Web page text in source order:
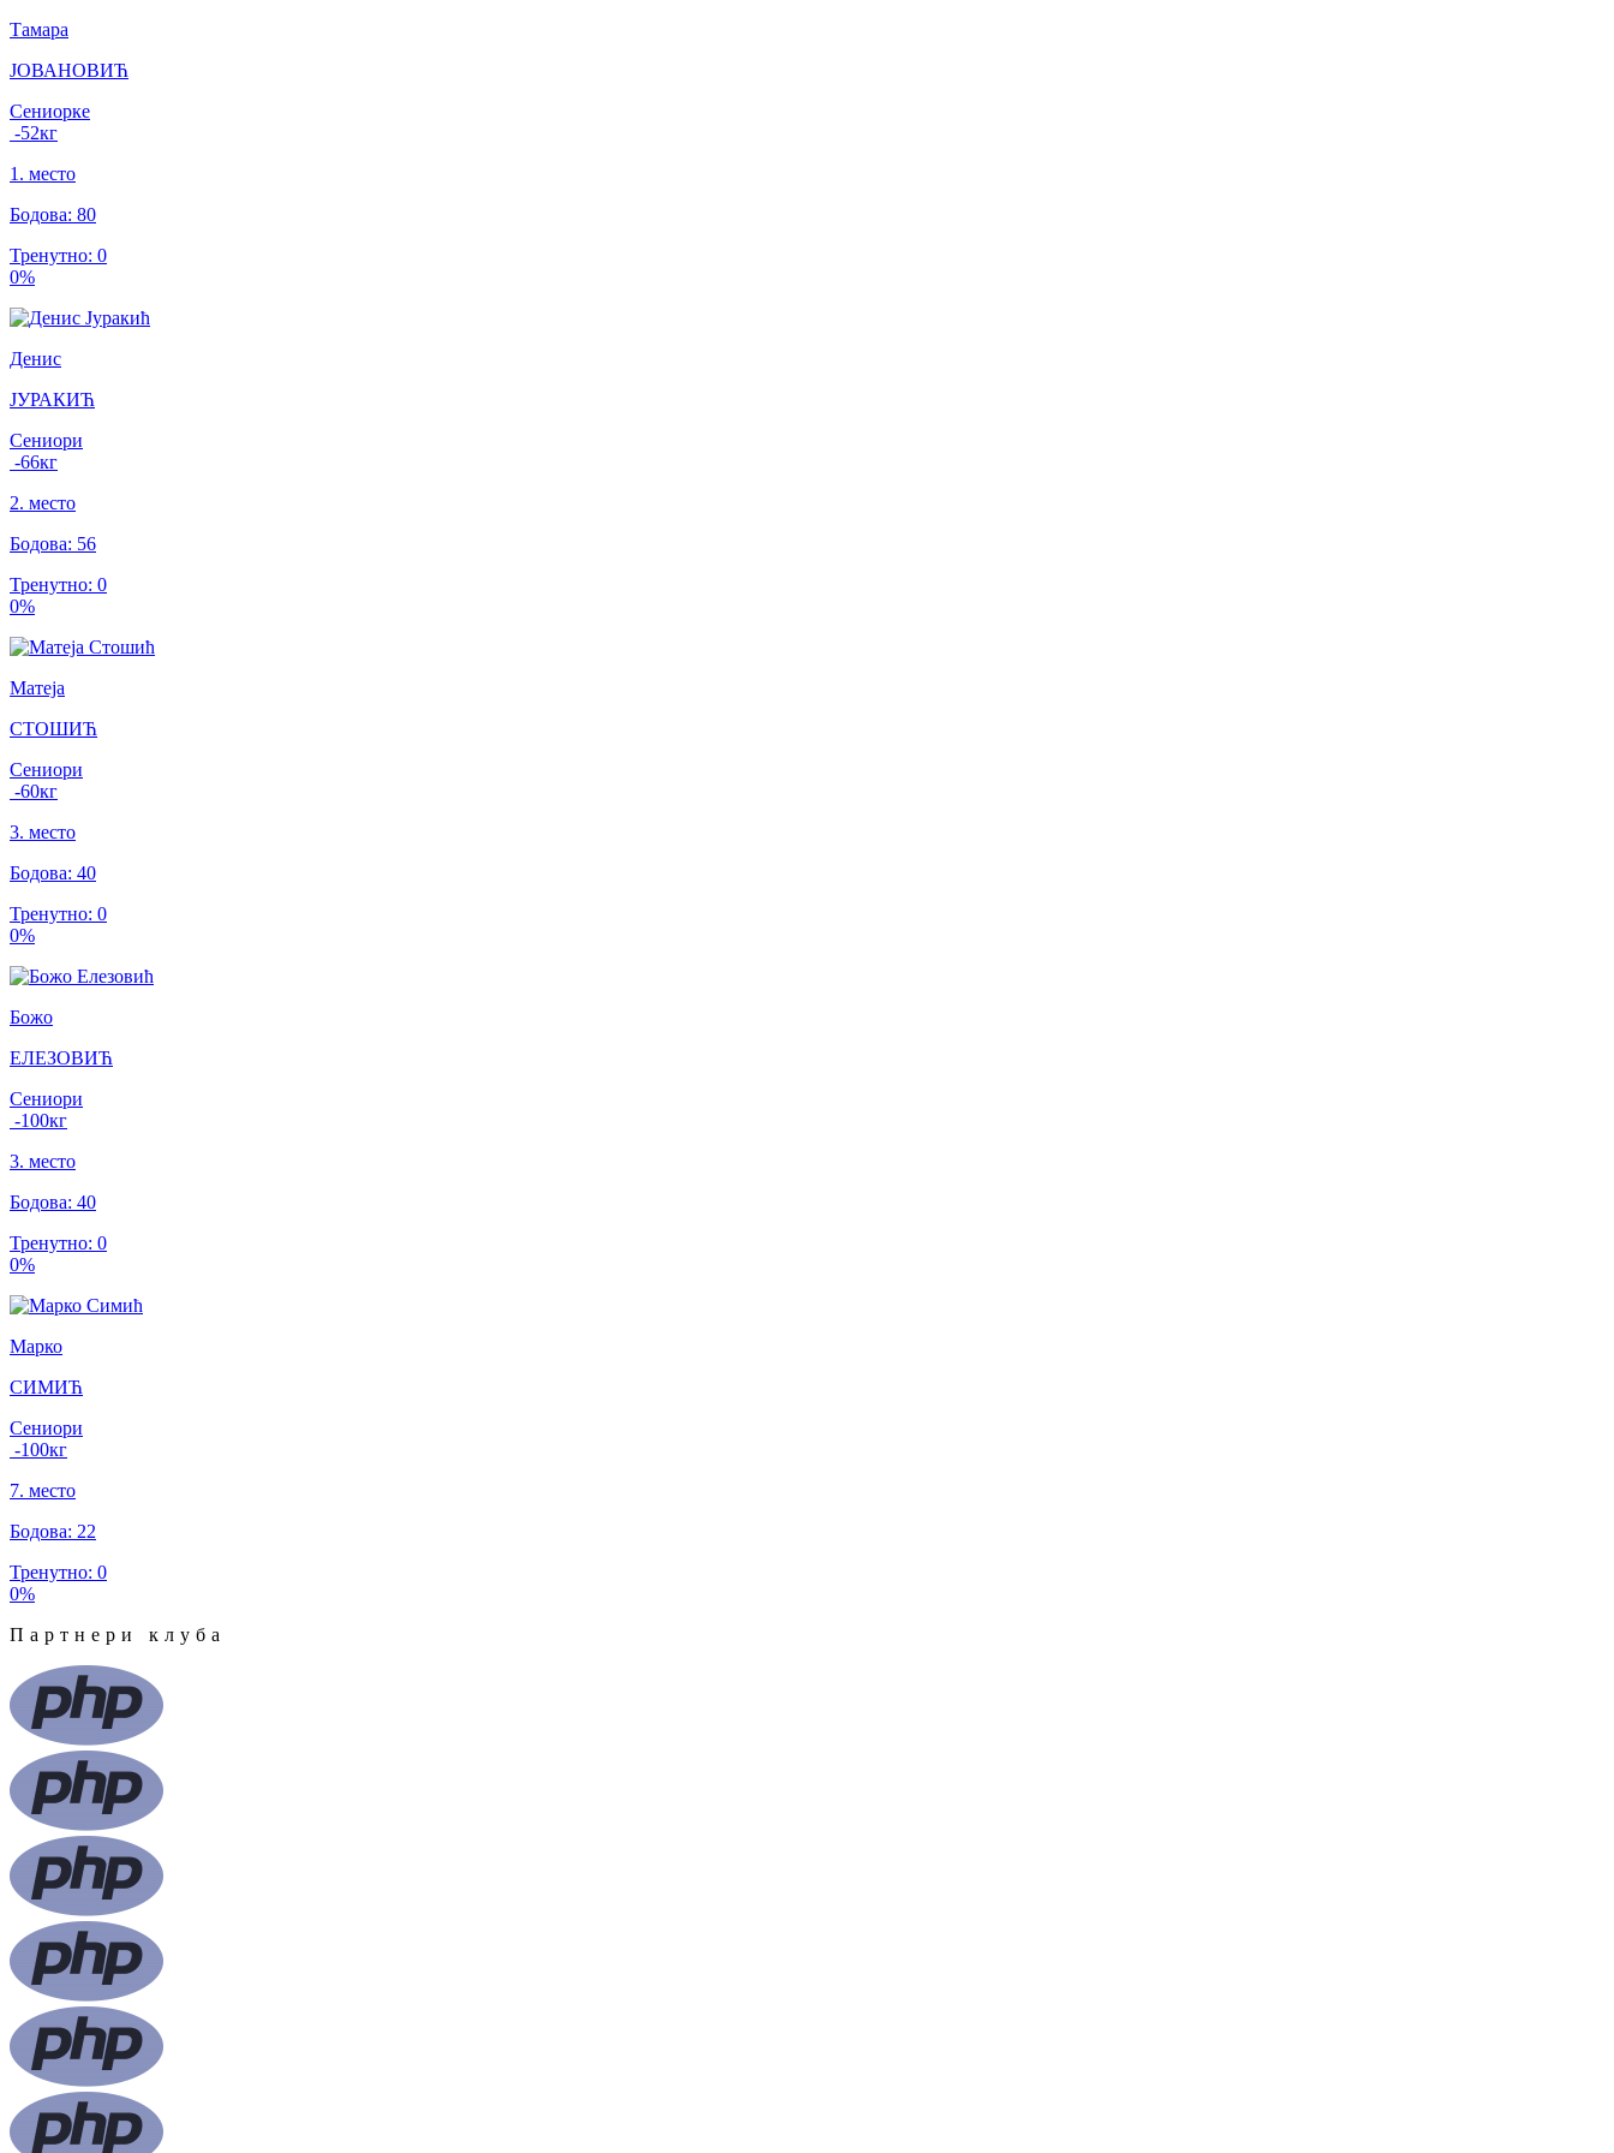
Тамара
ЈОВАНОВИЋ
Сениорке
-52кг
1 . место
Бодова: 80
Тренутно: 0
0%
Денис
ЈУРАКИЋ
Сениори
-66кг
2. место
Бодова: 56
Тренутно: 0
0%
Матеја
СТОШИЋ
Сениори
-60кг
3. место
Бодова: 40
Тренутно: 0
0%
Божо
ЕЛЕЗОВИЋ
Сениори
-100кг
3. место
Бодова: 40
Тренутно: 0
0%
Марко
СИМИЋ
Сениори
-100кг
7. место
Бодова: 22
Тренутно: 0
0%
Партнери клуба